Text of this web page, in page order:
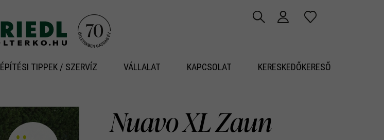
ÉPÍTÉSI TIPPEK / SZERVÍZ VÁLLALAT KAPCSOLAT KERESKEDŐKERESŐ
Nuavo XL Zaun